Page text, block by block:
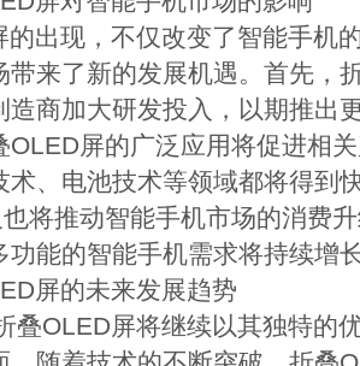
的出现，不仅改变了智能手机
带来了新的发展机遇。首先，
造商加大研发投入，以期推出
OLED屏的广泛应用将促进相
术、电池技术等领域都将得到
将推动智能手机市场的消费
功能的智能手机需求将持续增
屏的未来发展趋势
叠OLED屏将继续以其独特的